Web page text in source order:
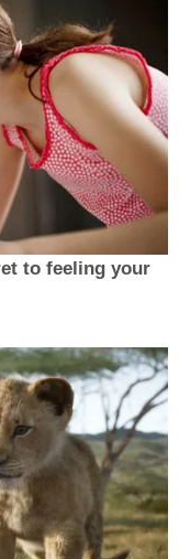
to feeling your